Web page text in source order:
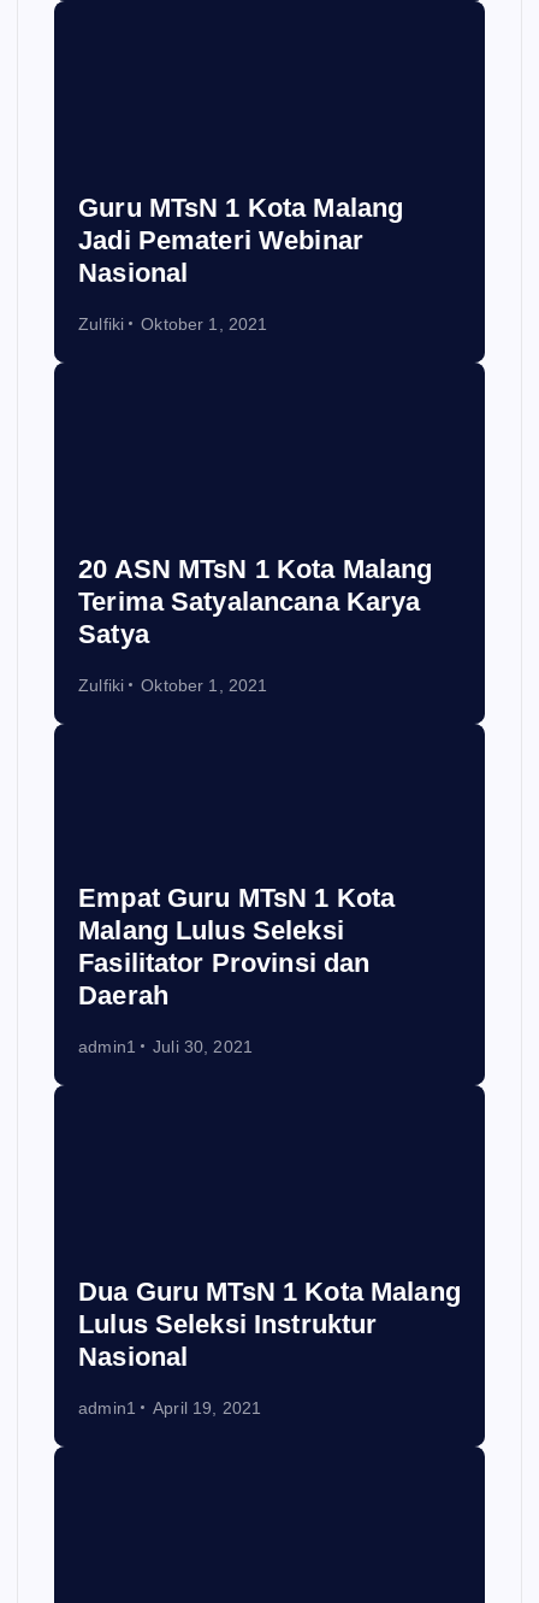
Guru MTsN 1 Kota Malang
Jadi Pemateri Webinar
Nasional
Zulfiki Oktober 1, 2021
20 ASN MTsN 1 Kota Malang
Terima Satyalancana Karya
Satya
Zulfiki Oktober 1, 2021
Empat Guru MTsN 1 Kota
Malang Lulus Seleksi
Fasilitator Provinsi dan
Daerah
admin1 Juli 30, 2021
Dua Guru MTsN 1 Kota Malang
Lulus Seleksi Instruktur
Nasional
admin1 April 19, 2021